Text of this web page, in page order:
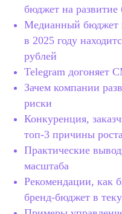
бюджет на развитие
Медианный бюджет
в 2025 году
рублей
Telegram догоняет
Зачем компании
риски
Конкуренция,
топ‑3 причины
Практические
масштаба
Рекомендации, как
бренд‑бюджет в